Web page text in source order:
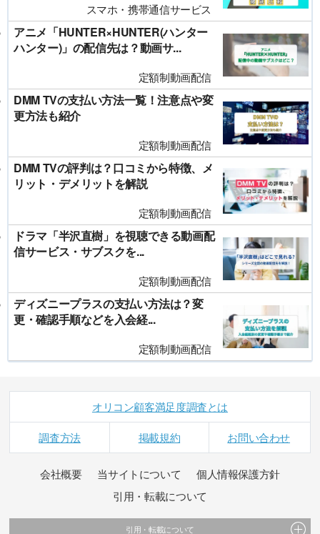
スマホ・携帯通信サービス
アニメ「HUNTER×HUNTER(ハンター
ハンター)」の配信先は？動画サ...
定額制動画配信
DMM TVの支払い方法一覧！注意点や変
更方法も紹介
定額制動画配信
DMM TVの評判は？口コミから特徴、メ
リット・デメリットを解説
定額制動画配信
ドラマ「半沢直樹」を視聴できる動画配
信サービス・サブスクを...
定額制動画配信
ディズニープラスの支払い方法は？変
更・確認手順などを入会経...
定額制動画配信
オリコン顧客満足度調査とは
調査方法 掲載規約 お問い合わせ
会社概要 当サイトについて
個人情報保護方針
引用・転載について
引用・転載について